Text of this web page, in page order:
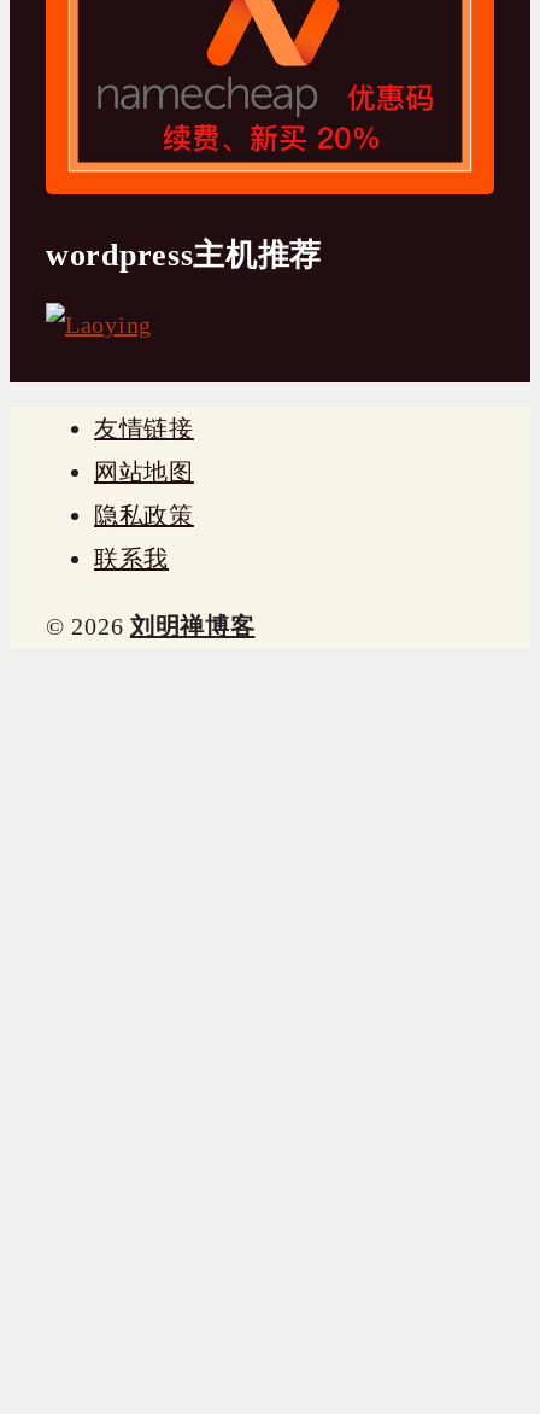
wordpress主机推荐
友情链接
网站地图
隐私政策
联系我
© 2026 刘明禅博客